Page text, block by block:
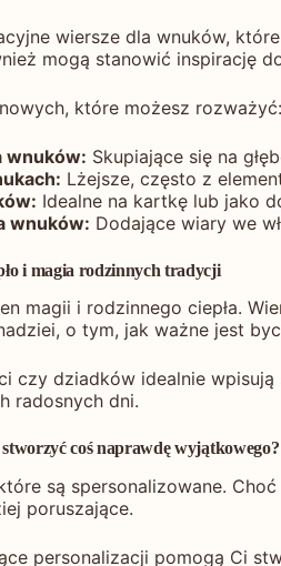
wiersze dla wnuków,
mogą stanowić inspirację
które możesz rozważyć:
wnuków: Skupiające się na
Lżejsze, często z
Idealne na kartkę lub jako
wnuków: Dodające wiary we
i magia rodzinnych tradycji
magii i rodzinnego ciepła.
o tym, jak ważne jest
czy dziadków idealnie
radosnych dni.
coś naprawdę wyjątkowego?
są spersonalizowane.
poruszające.
personalizacji pomogą Ci